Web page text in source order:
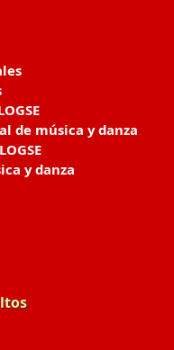
de música y danza
y danza